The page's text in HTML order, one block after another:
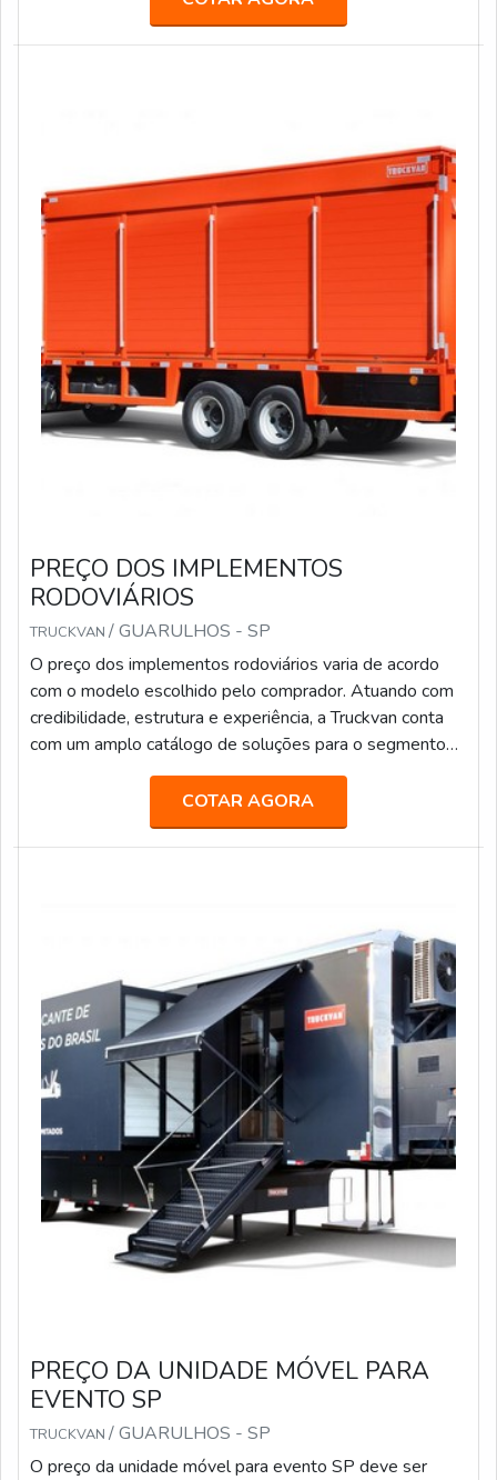
grandes agências de comunicação, propaganda,
publicidade e live marketing, como África, BFerraz,
PREÇO DOS IMPLEMENTOS
RODOVIÁRIOS
TRUCKVAN / GUARULHOS - SP
O preço dos implementos rodoviários varia de acordo
com o modelo escolhido pelo comprador. Atuando com
credibilidade, estrutura e experiência, a Truckvan conta
com um amplo catálogo de soluções para o segmento
de transporte de pesados, tais como: Transporte de
valores; Semirreboque, bitrem e rodotrem sider; Piso
móvel; Linha Graneleira; Inloader; Furgão; Carroceria para
transporte de bebidas; Carga seca; Entre outros.Fundada
COTAR AGORA
PREÇO DA UNIDADE MÓVEL PARA
EVENTO SP
TRUCKVAN / GUARULHOS - SP
O preço da unidade móvel para evento SP deve ser